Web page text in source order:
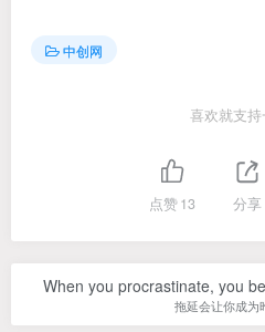
中创网
喜欢就支
点赞13 分享
When you procrastinate, you
拖延会让你成为